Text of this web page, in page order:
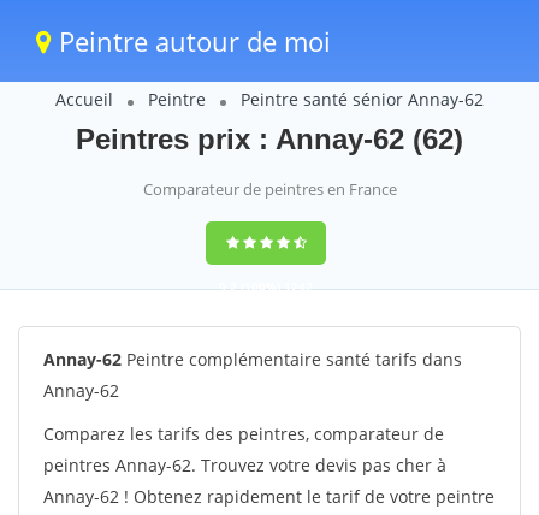
Peintre autour de moi
Accueil Peintre Peintre santé sénior Annay-62
Peintres prix : Annay-62 (62)
Comparateur de peintres en France
9,2(100%)1242
votes
Annay-62 Peintre complémentaire santé tarifs dans
Annay-62
Comparez les tarifs des peintres, comparateur de
peintres Annay-62. Trouvez votre devis pas cher à
Annay-62 ! Obtenez rapidement le tarif de votre peintre